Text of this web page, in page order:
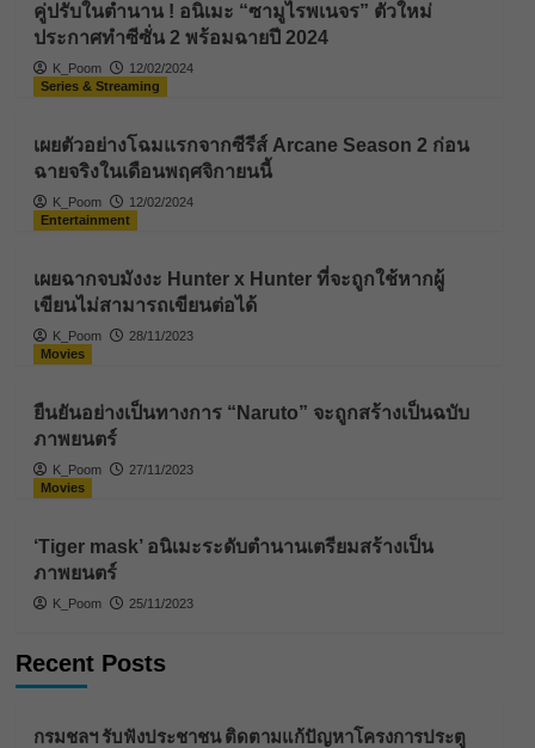
คู่ปรับในตำนาน ! อนิเมะ “ซามูไรพเนจร” ตัวใหม่
ประกาศทำซีซั่น 2 พร้อมฉายปี 2024
K_Poom
12/02/2024
Series & Streaming
เผยตัวอย่างโฉมแรกจากซีรีส์ Arcane Season 2 ก่อน
ฉายจริงในเดือนพฤศจิกายนนี้
K_Poom
12/02/2024
Entertainment
เผยฉากจบมังงะ Hunter x Hunter ที่จะถูกใช้หากผู้
เขียนไม่สามารถเขียนต่อได้
K_Poom
28/11/2023
Movies
ยืนยันอย่างเป็นทางการ “Naruto” จะถูกสร้างเป็นฉบับ
ภาพยนตร์
K_Poom
27/11/2023
Movies
‘Tiger mask’ อนิเมะระดับตำนานเตรียมสร้างเป็น
ภาพยนตร์
K_Poom 25/11/2023
Recent Posts
กรมชลฯ รับฟังประชาชน ติดตามแก้ปัญหาโครงการประตู